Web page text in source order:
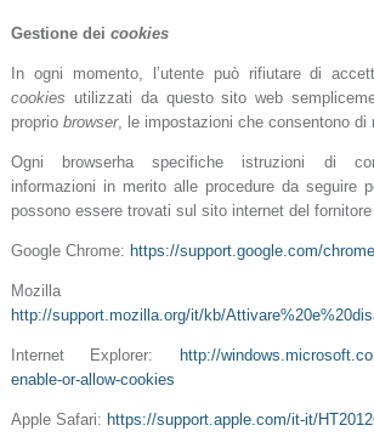
Gestione dei cookies
In ogni momento, l’utente può rifiutare di
cookies utilizzati da questo sito web
proprio browser, le impostazioni che consentono di
Ogni browserha specifiche istruzioni di
informazioni in merito alle procedure da seguire
possono essere trovati sul sito internet del fornitore
Google Chrome: https://support.google.com/
Mozilla
http://support.mozilla.org/it/kb/
Internet Explorer: http://
enable-or-allow-cookies
Apple Safari: https://support.apple.com/it-it/